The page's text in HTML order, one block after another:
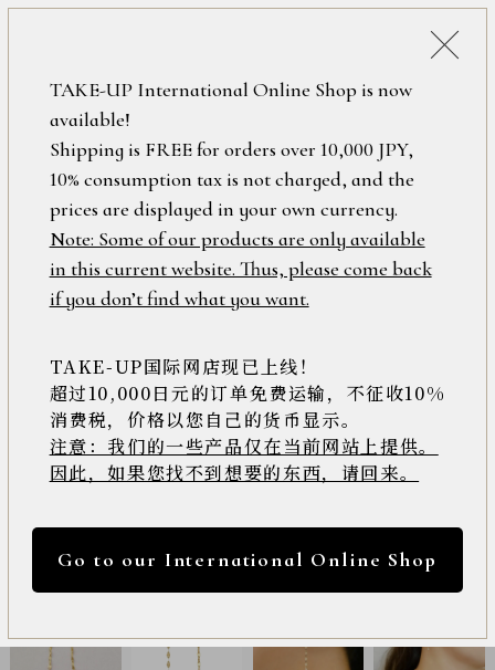
フリーワード
在庫なし含む
アイテム
ロ
グ
イ
ン
/
新
規
会
登
録
>>
Online
Shop
Item
TAKE-UP International Online Shop is now
available!
Shipping is FREE for orders over 10,000 JPY,
10% consumption tax is not charged, and the
prices are displayed in your own currency.
Note: Some of our products are only available
in this current website. Thus, please come back
if you don’t find what you want.
TAKE-UP国际网店现已上线！
超过10,000日元的订单免费运输，不征收10%
消费税，价格以您自己的货币显示。
注意：我们的一些产品仅在当前网站上提供。
因此，如果您找不到想要的东西，请回来。
Go to our International Online Shop